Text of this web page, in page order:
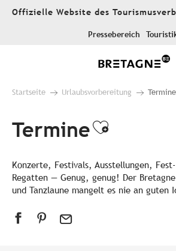
AllerOffizielle Website des
Pressebereich
Startseite Urlaubsvorbereitung Termine
TermineAjouter
Konzerte, Festivals, Ausstellungen,
Regatten — Genug, genug! Der
und Tanzlaune mangelt es nie an guten